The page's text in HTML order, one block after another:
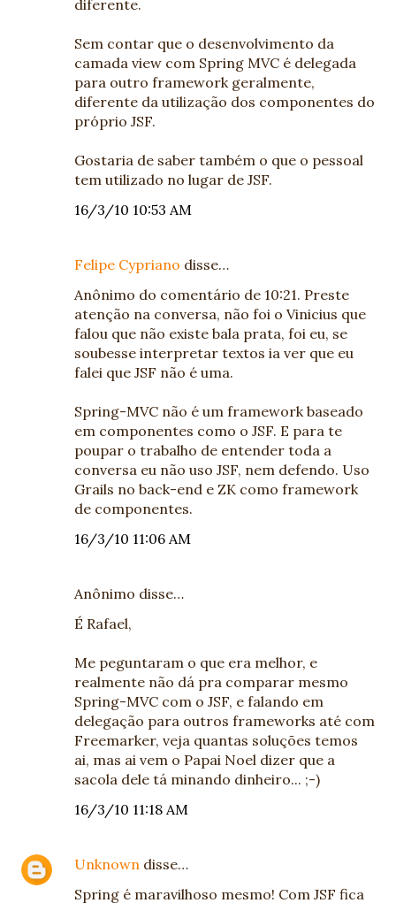
diferente.
Sem contar que o desenvolvimento da
camada view com Spring MVC é delegada
para outro framework geralmente,
diferente da utilização dos componentes do
próprio JSF.
Gostaria de saber também o que o pessoal
tem utilizado no lugar de JSF.
16/3/10 10:53 AM
Felipe Cypriano disse…
Anônimo do comentário de 10:21. Preste
atenção na conversa, não foi o Vinicius que
falou que não existe bala prata, foi eu, se
soubesse interpretar textos ia ver que eu
falei que JSF não é uma.
Spring-MVC não é um framework baseado
em componentes como o JSF. E para te
poupar o trabalho de entender toda a
conversa eu não uso JSF, nem defendo. Uso
Grails no back-end e ZK como framework
de componentes.
16/3/10 11:06 AM
Anônimo disse…
É Rafael,
Me peguntaram o que era melhor, e
realmente não dá pra comparar mesmo
Spring-MVC com o JSF, e falando em
delegação para outros frameworks até com
Freemarker, veja quantas soluções temos
ai, mas ai vem o Papai Noel dizer que a
sacola dele tá minando dinheiro... ;-)
16/3/10 11:18 AM
Unknown disse…
Spring é maravilhoso mesmo! Com JSF fica